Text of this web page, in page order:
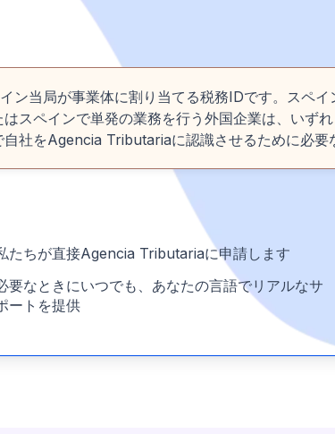
当局が事業体に割り当てる税務IDです。スペイ
スペインで単発の業務を行う外国企業は、いず
社をAgencia Tributariaに認識させるために必要
たちが直接Agencia Tributariaに申請します
要なときにいつでも、あなたの言語でリアルなサ
ートを提供